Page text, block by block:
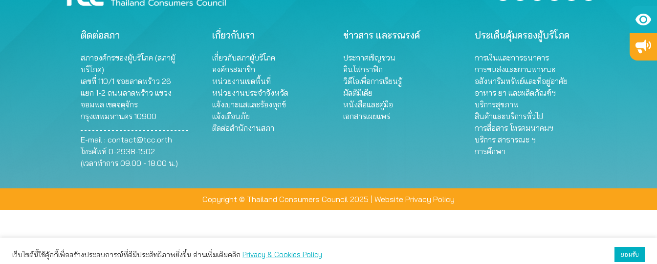
ติดต่อสภา
สภาองค์กรของผู้บริโภค (สภาผู้
บริโภค)
เลขที่ 110/1 ซอยลาดพร้าว 26
แยก 1-2 ถนนลาดพร้าว แขวง
จอมพล เขตจตุจักร
กรุงเทพมหานคร 10900
E-mail : contact@tcc.or.th
โทรศัพท์ 0-2938-1502
(เวลาทำการ 09.00 - 18.00 น.)
เกี่ยวกับเรา
เกี่ยวกับสภาผู้บริโภค
องค์กรสมาชิก
หน่วยงานเขตพื้นที่
หน่วยงานประจำจังหวัด
แจ้งเบาะแสและร้องทุกข์
แจ้งเตือนภัย
ติดต่อสำนักงานสภา
ข่าวสาร และรณรงค์
ประกาศเชิญชวน
อินโฟกราฟิก
วิดีโอเพื่อการเรียนรู้
มัลติมีเดีย
หนังสือและคู่มือ
เอกสารเผยแพร่
ประเด็นคุ้มครองผู้บริโภค
การเงินและการธนาคาร
การขนส่งและยานพาหนะ
อสังหาริมทรัพย์และที่อยู่อาศัย
อาหาร ยา และผลิตภัณฑ์ฯ
บริการสุขภาพ
สินค้าและบริการทั่วไป
การสื่อสาร โทรคมนาคมฯ
บริการ สาธารณะ ฯ
การศึกษา
Copyright © Thailand Consumers Council 2025 | Website Privacy Policy
เว็บไซต์นี้ใช้คุ้กกี้เพื่อสร้างประสบการณ์ที่ดีมีประสิทธิภาพยิ่งขึ้น อ่านเพิ่มเติมคลิก Privacy & Cookies Policy ยอมรับ
เว็บไซต์นี้ใช้คุกกี้เพื่อมอบประสบการณ์การใช้งานที่ดีให้แก่ท่าน คุณสามารถเลือกตั้งค่าความเป็นส่วนตัวได้